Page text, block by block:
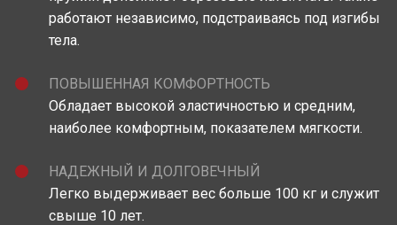
работают независимо, подстраиваясь под изгибы
тела.
ПОВЫШЕННАЯ КОМФОРТНОСТЬ
Обладает высокой эластичностью и средним,
наиболее комфортным, показателем мягкости.
НАДЕЖНЫЙ И ДОЛГОВЕЧНЫЙ
Легко выдерживает вес больше 100 кг и служит
свыше 10 лет.